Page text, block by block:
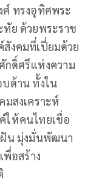
ศ์ ทรงอุทิศพระ
ย ด้วยพระราช
งคมที่เปี่ยมด้วย
กดิ์ศรีแห่งความ
ด้าน ทั้งใน
สงเคราะห์
ให้คนไทยเชื่อ
ฝัน มุ่งมั่นพัฒนา
พื่อสร้าง